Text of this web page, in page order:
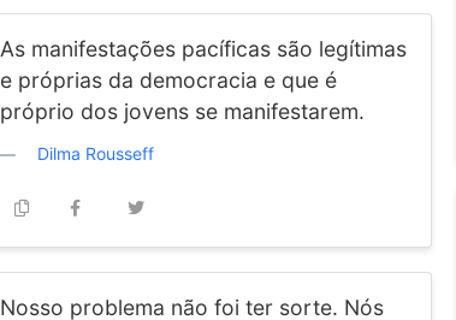
As manifestações pacíficas são legítimas
e próprias da democracia e que é
próprio dos jovens se manifestarem.
Dilma Rousseff
Nosso problema não foi ter sorte. Nós